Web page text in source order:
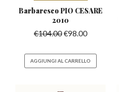
Barbaresco PIO CESARE
2010
€104.00€98.00
AGGIUNGI AL CARRELLO